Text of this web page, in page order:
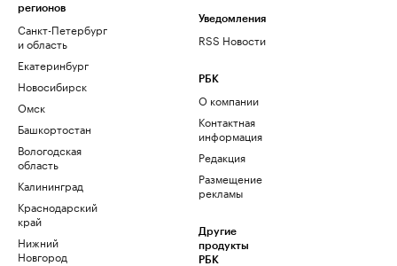
регионов
Санкт-Петербург
и область
Екатеринбург
Новосибирск
Омск
Башкортостан
Вологодская
область
Калининград
Краснодарский
край
Нижний
Новгород
Уведомления
RSS Новости
РБК
О компании
Контактная
информация
Редакция
Размещение
рекламы
Другие
продукты
РБК